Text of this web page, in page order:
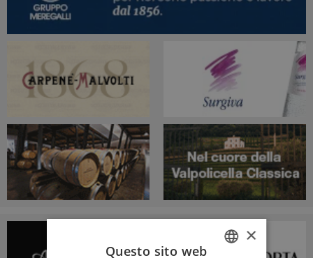
×
Questo sito web